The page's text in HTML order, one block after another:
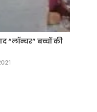
“लॉन्चर” बच्चों की